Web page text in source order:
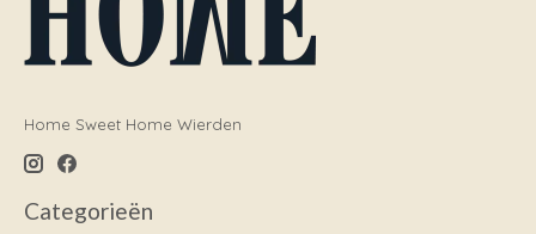
Home Sweet Home Wierden
Categorieën